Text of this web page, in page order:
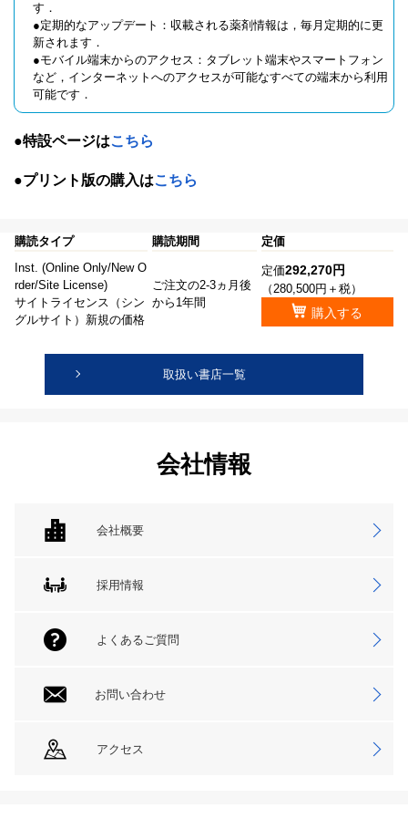
す．
●定期的なアップデート：収載される薬剤情報は，毎月定期的に更
新されます．
●モバイル端末からのアクセス：タブレット端末やスマートフォン
など，インターネットへのアクセスが可能なすべての端末から利用
可能です．
●特設ページはこちら
●プリント版の購入はこちら
購読タイプ 購読期間
定価
Inst. (Online Only/New O
rder/Site License)
サイトライセンス（シン
グルサイト）新規の価格
ご注文の2-3ヵ月後
から1年間
定価292,270円
（280,500円＋税）
購入する
取扱い書店一覧
会社情報
会社概要
採用情報
よくあるご質問
お問い合わせ
アクセス